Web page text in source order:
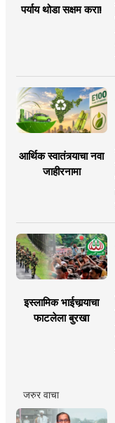
पर्याय थोडा सक्षम करा!
आर्थिक स्वातंत्र्याचा नवा
जाहीरनामा
इस्लामिक भाईचार्‍याचा
फाटलेला बुरखा
जरुर वाचा